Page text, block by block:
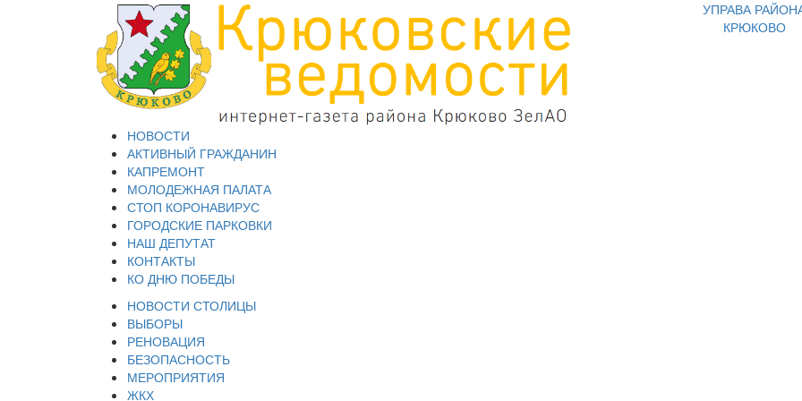
УПРАВА
КРЮКОВО
НОВОСТИ
АКТИВНЫЙ ГРАЖДАНИН
КАПРЕМОНТ
МОЛОДЕЖНАЯ ПАЛАТА
СТОП КОРОНАВИРУС
ГОРОДСКИЕ ПАРКОВКИ
НАШ ДЕПУТАТ
КОНТАКТЫ
КО ДНЮ ПОБЕДЫ
НОВОСТИ СТОЛИЦЫ
ВЫБОРЫ
РЕНОВАЦИЯ
БЕЗОПАСНОСТЬ
МЕРОПРИЯТИЯ
ЖКХ